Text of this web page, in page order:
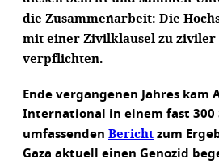
die Zusammenarbeit: Die
mit einer Zivilklausel zu ziviler
verpflichten.
Ende vergangenen Jahres kam
International in einem fast 300
umfassenden Bericht zum
Gaza aktuell einen Genozid